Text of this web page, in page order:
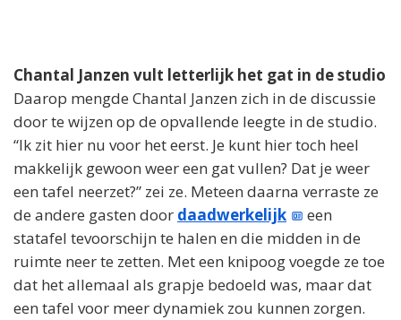
Chantal Janzen vult letterlijk het gat in de studio
Daarop mengde Chantal Janzen zich in de discussie
door te wijzen op de opvallende leegte in de studio.
“Ik zit hier nu voor het eerst. Je kunt hier toch heel
makkelijk gewoon weer een gat vullen? Dat je weer
een tafel neerzet?” zei ze. Meteen daarna verraste ze
de andere gasten door daadwerkelijk
een
statafel tevoorschijn te halen en die midden in de
ruimte neer te zetten. Met een knipoog voegde ze toe
dat het allemaal als grapje bedoeld was, maar dat
een tafel voor meer dynamiek zou kunnen zorgen.